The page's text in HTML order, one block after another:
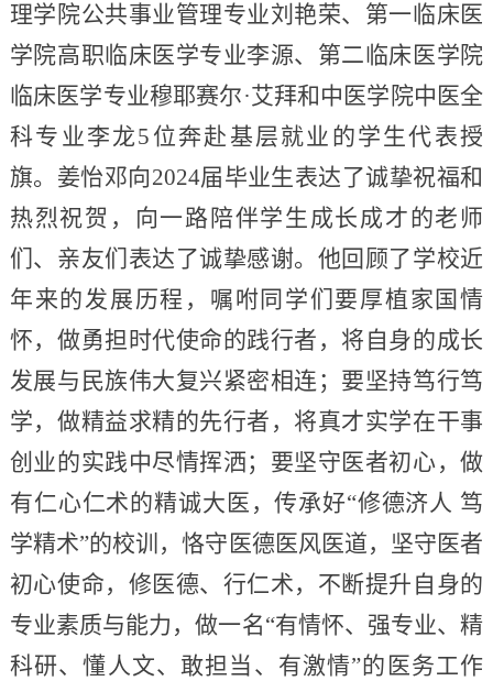
理学院公共事业管理专业刘艳荣、第一临床医
学院高职临床医学专业李源、第二临床医学院
临床医学专业穆耶赛尔·艾拜和中医学院中医全
科专业李龙5位奔赴基层就业的学生代表授
旗。姜怡邓向2024届毕业生表达了诚挚祝福和
热烈祝贺，向一路陪伴学生成长成才的老师
们、亲友们表达了诚挚感谢。他回顾了学校近
年来的发展历程，嘱咐同学们要厚植家国情
怀，做勇担时代使命的践行者，将自身的成长
发展与民族伟大复兴紧密相连；要坚持笃行笃
学，做精益求精的先行者，将真才实学在干事
创业的实践中尽情挥洒；要坚守医者初心，做
有仁心仁术的精诚大医，传承好“修德济人 笃
学精术”的校训，恪守医德医风医道，坚守医者
初心使命，修医德、行仁术，不断提升自身的
专业素质与能力，做一名“有情怀、强专业、精
科研、懂人文、敢担当、有激情”的医务工作